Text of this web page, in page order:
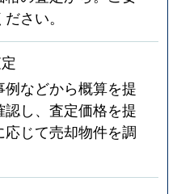
さい。
などから概算を提
し、査定価格を提
じて売却物件を調